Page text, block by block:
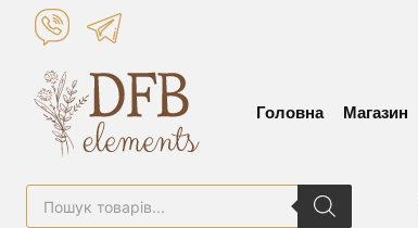
Skip
content
Головна Магазин
Пошук
товарів